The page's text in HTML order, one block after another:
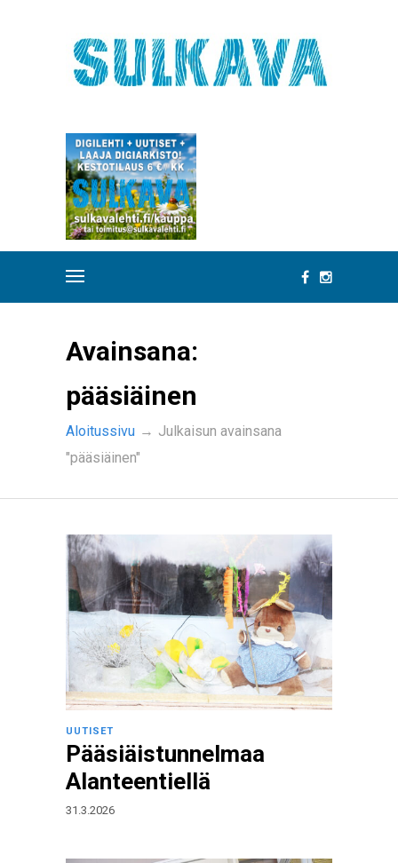
Avainsana:
pääsiäinen
Aloitussivu → Julkaisun avainsana
"pääsiäinen"
UUTISET
Pääsiäistunnelmaa
Alanteentiellä
31.3.2026